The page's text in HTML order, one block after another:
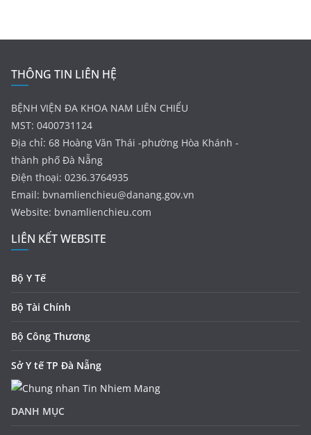
THÔNG TIN LIÊN HỆ
BỆNH VIỆN ĐA KHOA NAM LIÊN CHIỂU
MST: 0400731124
Địa chỉ: 68 Hoàng Văn Thái -phường Hòa Khánh -
thành phố Đà Nẵng
Điện thoại: 0236.3764935
Email: bvnamlienchieu@danang.gov.vn
Website: bvnamlienchieu.com
LIÊN KẾT WEBSITE
Bộ Y Tế
Bộ Tài Chính
Bộ Công Thương
Sở Y tế TP Đà Nẵng
DANH MỤC